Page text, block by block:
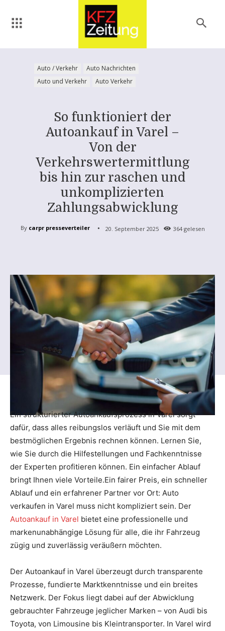
Auto / Verkehr
Auto Nachrichten
Auto und Verkehr
Auto Verkehr
So funktioniert der
Autoankauf in Varel –
Von der
Verkehrswertermittlung
bis hin zur raschen und
unkomplizierten
Zahlungsabwicklung
By carpr presseverteiler 20. September 2025 364gelesen
Ein strukturierter Autoankaufsprozess in Varel sorgt
dafür, dass alles reibungslos verläuft und Sie mit dem
bestmöglichen Ergebnis rechnen können. Lernen Sie,
wie Sie durch die Hilfestellungen und Fachkenntnisse
der Experten profitieren können. Ein einfacher Ablauf
bringt Ihnen viele Vorteile.Ein fairer Preis, ein schneller
Ablauf und ein erfahrener Partner vor Ort: Auto
verkaufen in Varel muss nicht kompliziert sein. Der
Autoankauf in Varel bietet eine professionelle und
markenunabhängige Lösung für alle, die ihr Fahrzeug
zügig und zuverlässig veräußern möchten.
Der Autoankauf in Varel überzeugt durch transparente
Prozesse, fundierte Marktkenntnisse und ein breites
Netzwerk. Der Fokus liegt dabei auf der Abwicklung
gebrauchter Fahrzeuge jeglicher Marken – von Audi bis
Toyota, von Limousine bis Kleintransporter. In Varel wird